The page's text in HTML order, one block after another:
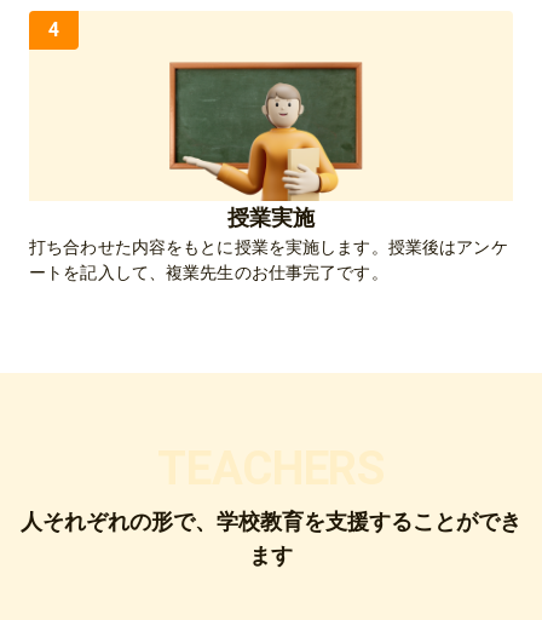
4
授業実施
打ち合わせた内容をもとに授業を実施します。授業後はアンケ
ートを記入して、複業先生のお仕事完了です。
人それぞれの形で、学校教育を支援することができ
ます